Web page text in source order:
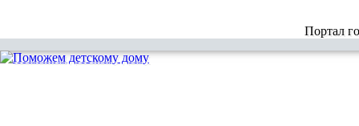
Портал